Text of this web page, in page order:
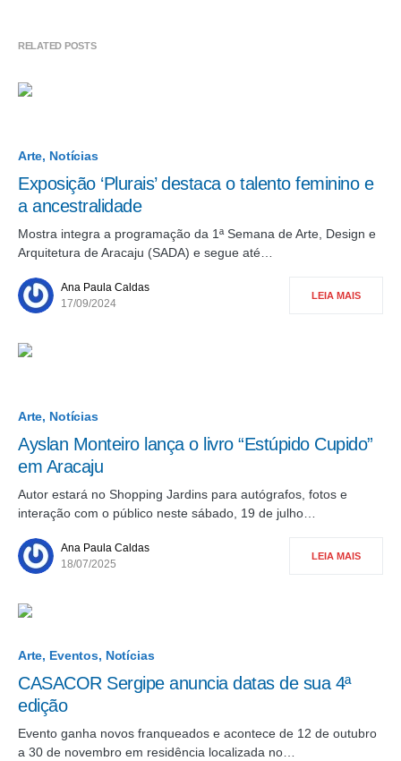
RELATED POSTS
Arte Notícias
Exposição ‘Plurais’ destaca o talento feminino e
a ancestralidade
Mostra integra a programação da 1ª Semana de Arte, Design e
Arquitetura de Aracaju (SADA) e segue até…
Ana Paula Caldas
17/09/2024
LEIA MAIS
Arte Notícias
Ayslan Monteiro lança o livro “Estúpido Cupido”
em Aracaju
Autor estará no Shopping Jardins para autógrafos, fotos e
interação com o público neste sábado, 19 de julho…
Ana Paula Caldas
18/07/2025
LEIA MAIS
Arte Eventos Notícias
CASACOR Sergipe anuncia datas de sua 4ª
edição
Evento ganha novos franqueados e acontece de 12 de outubro
a 30 de novembro em residência localizada no…